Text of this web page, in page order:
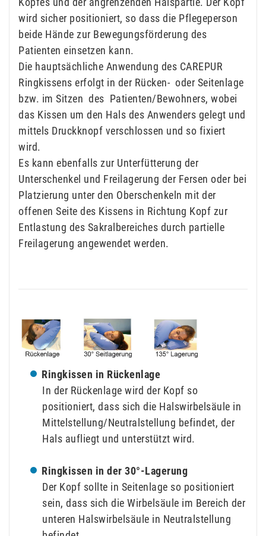
wird sicher positioniert, so dass die Pflegeperson
beide Hände zur Bewegungsförderung des
Patienten einsetzen kann.
Die hauptsächliche Anwendung des CAREPUR
Ringkissens erfolgt in der Rücken- oder Seitenlage
bzw. im Sitzen des Patienten/Bewohners, wobei
das Kissen um den Hals des Anwenders gelegt und
mittels Druckknopf verschlossen und so fixiert
wird.
Es kann ebenfalls zur Unterfütterung der
Unterschenkel und Freilagerung der Fersen oder bei
Platzierung unter den Oberschenkeln mit der
offenen Seite des Kissens in Richtung Kopf zur
Entlastung des Sakralbereiches durch partielle
Freilagerung angewendet werden.
Ringkissen in Rückenlage
In der Rückenlage wird der Kopf so
positioniert, dass sich die Halswirbelsäule in
Mittelstellung/Neutralstellung befindet, der
Hals aufliegt und unterstützt wird.
Ringkissen in der 30°-Lagerung
Der Kopf sollte in Seitenlage so positioniert
sein, dass sich die Wirbelsäule im Bereich der
unteren Halswirbelsäule in Neutralstellung